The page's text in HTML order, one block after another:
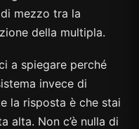
mezzo tra la
della multipla.
a spiegare perché
invece di
la risposta è che stai
alta. Non c’è nulla di